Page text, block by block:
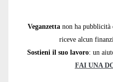
Veganzetta non ha pubblicità
riceve alcun
Sostieni il suo lavoro: un
FAI UNA